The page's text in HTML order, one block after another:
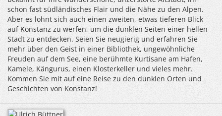
schon fast südländisches Flair und die Nähe zu den Alpen.
Aber es lohnt sich auch einen zweiten, etwas tieferen Blick
auf Konstanz zu werfen, um die dunklen Seiten einer hellen
Stadt zu entdecken. Seien Sie neugierig und erfahren Sie
mehr über den Geist in einer Bibliothek, ungewöhnliche
Freuden auf dem See, eine berühmte Kurtisane am Hafen,
Kamele, Kängurus, einen Klosterkeller und vieles mehr.
Kommen Sie mit auf eine Reise zu den dunklen Orten und
Geschichten von Konstanz!